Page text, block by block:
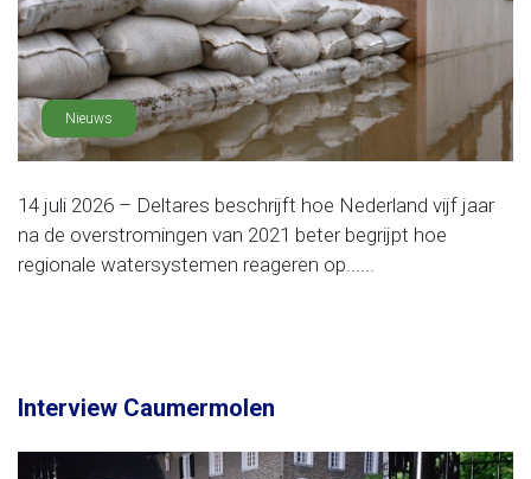
Nieuws
14 juli 2026 – Deltares beschrijft hoe Nederland vijf jaar
na de overstromingen van 2021 beter begrijpt hoe
regionale watersystemen reageren op......
Interview Caumermolen